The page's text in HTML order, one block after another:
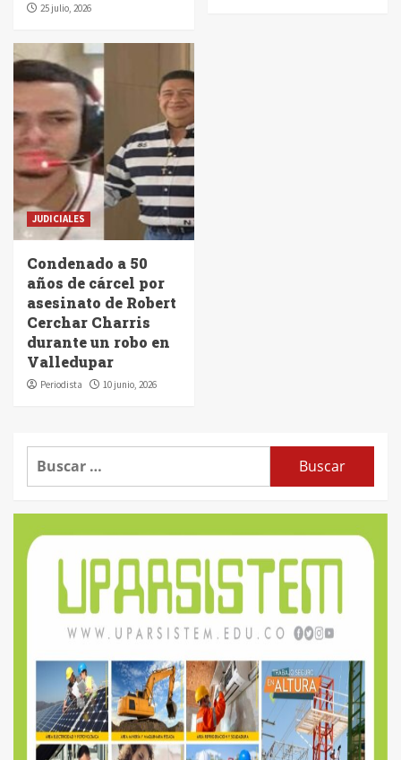
25 julio, 2026
JUDICIALES
Condenado a 50
años de cárcel por
asesinato de Robert
Cerchar Charris
durante un robo en
Valledupar
Periodista 10 junio, 2026
Buscar: